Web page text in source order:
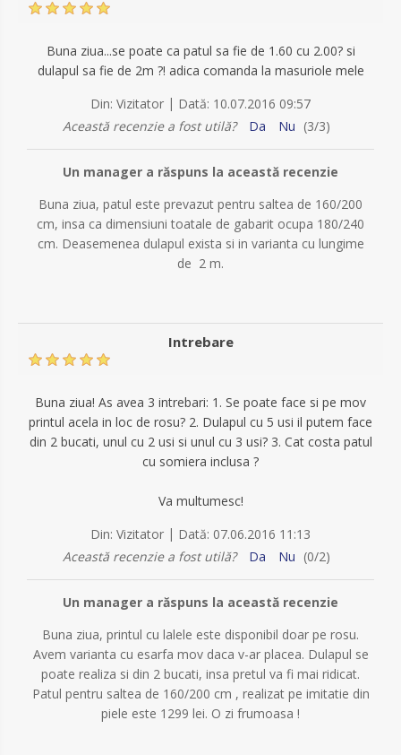
Buna ziua...se poate ca patul sa fie de 1.60 cu 2.00? si
dulapul sa fie de 2m ?! adica comanda la masuriole mele
Din: Vizitator | Dată: 10.07.2016 09:57
Această recenzie a fost utilă?
Da Nu (3/3)
Un manager a răspuns la această recenzie
Buna ziua, patul este prevazut pentru saltea de 160/200
cm, insa ca dimensiuni toatale de gabarit ocupa 180/240
cm. Deasemenea dulapul exista si in varianta cu lungime
de 2 m.
Intrebare
Buna ziua! As avea 3 intrebari: 1. Se poate face si pe mov
printul acela in loc de rosu? 2. Dulapul cu 5 usi il putem face
din 2 bucati, unul cu 2 usi si unul cu 3 usi? 3. Cat costa patul
cu somiera inclusa ?
Va multumesc!
Din: Vizitator | Dată: 07.06.2016 11:13
Această recenzie a fost utilă?
Da Nu (0/2)
Un manager a răspuns la această recenzie
Buna ziua, printul cu lalele este disponibil doar pe rosu.
Avem varianta cu esarfa mov daca v-ar placea. Dulapul se
poate realiza si din 2 bucati, insa pretul va fi mai ridicat.
Patul pentru saltea de 160/200 cm , realizat pe imitatie din
piele este 1299 lei. O zi frumoasa !